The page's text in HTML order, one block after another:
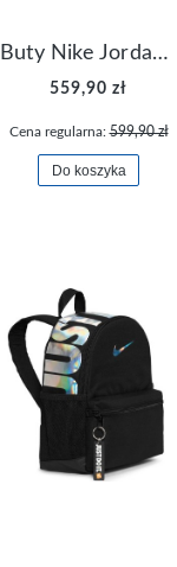
Buty Nike Jordan Flight Origin 4 921196-100
559,90 zł
Cena regularna:599,90 zł
Do koszyka